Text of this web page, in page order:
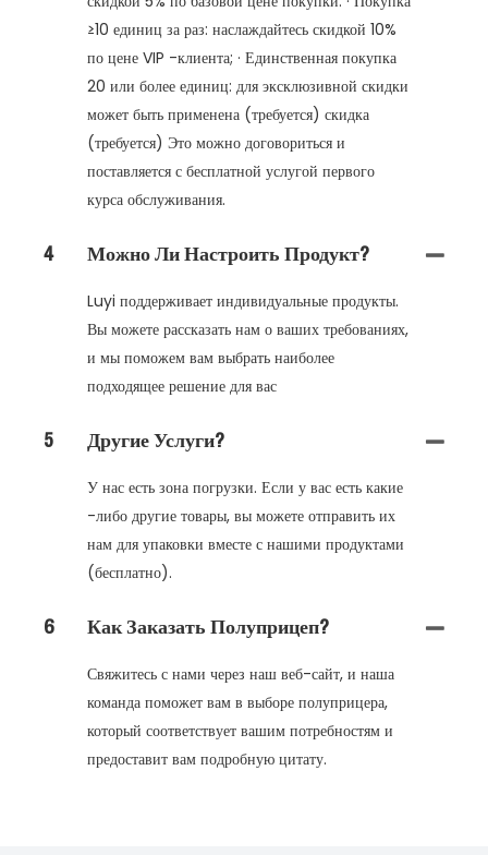
≥10 единиц за раз: наслаждайтесь скидкой 10%
по цене VIP -клиента; · Единственная покупка
20 или более единиц: для эксклюзивной скидки
может быть применена (требуется) скидка
(требуется) Это можно договориться и
поставляется с бесплатной услугой первого
курса обслуживания.
4 Можно Ли Настроить Продукт?
Luyi поддерживает индивидуальные продукты.
Вы можете рассказать нам о ваших требованиях,
и мы поможем вам выбрать наиболее
подходящее решение для вас
5 Другие Услуги?
У нас есть зона погрузки. Если у вас есть какие
-либо другие товары, вы можете отправить их
нам для упаковки вместе с нашими продуктами
(бесплатно).
6 Как Заказать Полуприцеп?
Свяжитесь с нами через наш веб-сайт, и наша
команда поможет вам в выборе полуприцера,
который соответствует вашим потребностям и
предоставит вам подробную цитату.